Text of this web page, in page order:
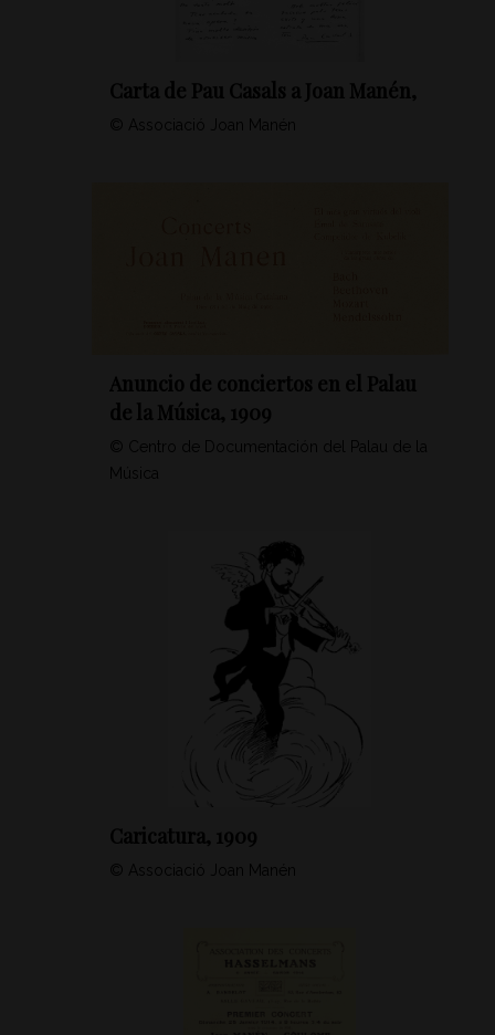
Carta de Pau Casals a Joan Manén,
© Associació Joan Manén
Anuncio de conciertos en el Palau
de la Música, 1909
© Centro de Documentación del Palau de la
Música
Caricatura, 1909
© Associació Joan Manén